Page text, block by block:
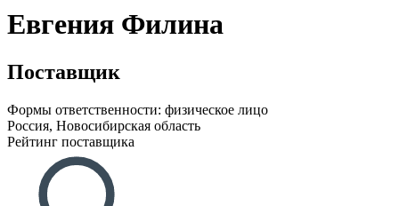
Евгения Филина
Поставщик
Формы ответственности: физическое лицо
Россия, Новосибирская область
Рейтинг поставщика